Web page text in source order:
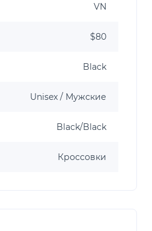
VN
$80
Black
Unisex / Мужские
Black/Black
Кроссовки